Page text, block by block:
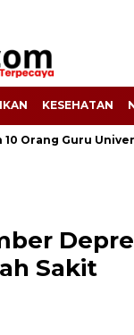
KESEHATAN
Universitas Al
Sakit